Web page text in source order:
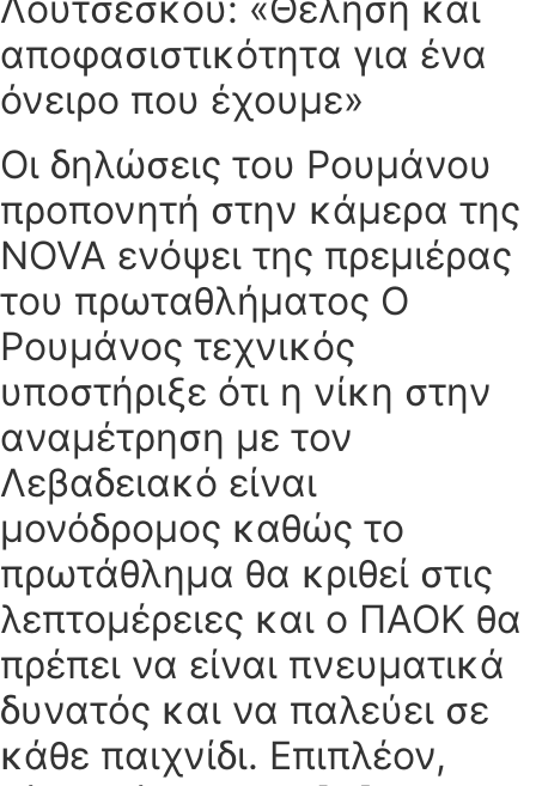
αποφασιστικότητα για ένα
όνειρο που έχουμε»
Οι δηλώσεις του Ρουμάνου
προπονητή στην κάμερα της
NOVA ενόψει της πρεμιέρας
του πρωταθλήματος Ο
Ρουμάνος τεχνικός
υποστήριξε ότι η νίκη στην
αναμέτρηση με τον
Λεβαδειακό είναι
μονόδρομος καθώς το
πρωτάθλημα θα κριθεί στις
λεπτομέρειες και ο ΠΑΟΚ θα
πρέπει να είναι πνευματικά
δυνατός και να παλεύει σε
κάθε παιχνίδι. Επιπλέον,